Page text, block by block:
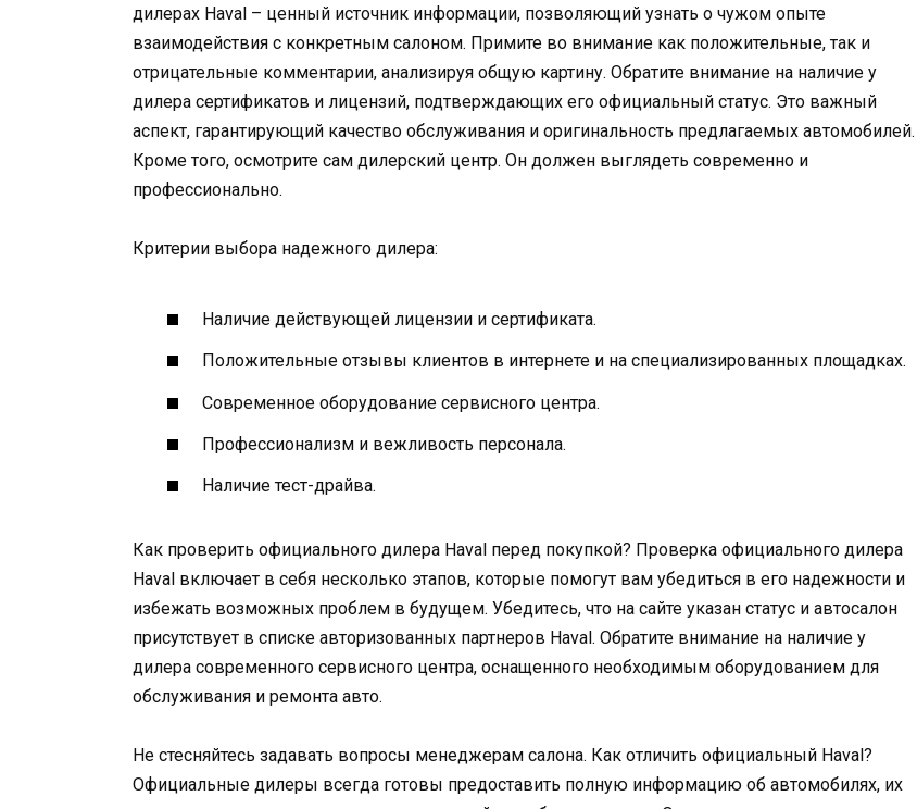
дилерах Haval – ценный источник информации, позволяющий узнать о чужом опыте
взаимодействия с конкретным салоном. Примите во внимание как положительные, так и
отрицательные комментарии, анализируя общую картину. Обратите внимание на наличие у
дилера сертификатов и лицензий, подтверждающих его официальный статус. Это важный
аспект, гарантирующий качество обслуживания и оригинальность предлагаемых автомобилей.
Кроме того, осмотрите сам дилерский центр. Он должен выглядеть современно и
профессионально.
Критерии выбора надежного дилера:
Наличие действующей лицензии и сертификата.
Положительные отзывы клиентов в интернете и на специализированных площадках.
Современное оборудование сервисного центра.
Профессионализм и вежливость персонала.
Наличие тест-драйва.
Как проверить официального дилера Haval перед покупкой? Проверка официального дилера
Haval включает в себя несколько этапов, которые помогут вам убедиться в его надежности и
избежать возможных проблем в будущем. Убедитесь, что на сайте указан статус и автосалон
присутствует в списке авторизованных партнеров Haval. Обратите внимание на наличие у
дилера современного сервисного центра, оснащенного необходимым оборудованием для
обслуживания и ремонта авто.
Не стесняйтесь задавать вопросы менеджерам салона. Как отличить официальный Haval?
Официальные дилеры всегда готовы предоставить полную информацию об автомобилях, их